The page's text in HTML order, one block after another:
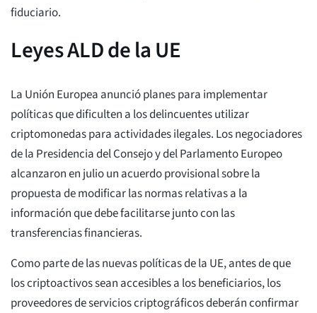
fiduciario.
Leyes ALD de la UE
La Unión Europea anunció planes para implementar
políticas que dificulten a los delincuentes utilizar
criptomonedas para actividades ilegales. Los negociadores
de la Presidencia del Consejo y del Parlamento Europeo
alcanzaron en julio un acuerdo provisional sobre la
propuesta de modificar las normas relativas a la
información que debe facilitarse junto con las
transferencias financieras.
Como parte de las nuevas políticas de la UE, antes de que
los criptoactivos sean accesibles a los beneficiarios, los
proveedores de servicios criptográficos deberán confirmar